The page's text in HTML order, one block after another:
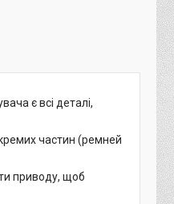
є всі деталі,
частин (ремней
приводу, щоб